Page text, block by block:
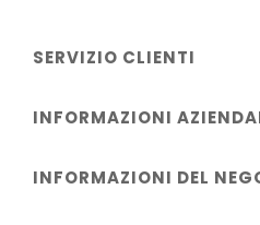
SERVIZIO CLIENTI
INFORMAZIONI
INFORMAZIONI DEL